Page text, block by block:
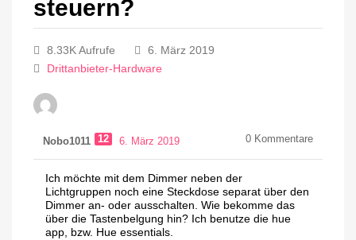
steuern?
8.33K Aufrufe
6. März 2019
Drittanbieter-Hardware
Nobo1011 12 6. März 2019 0 Kommentare
Ich möchte mit dem Dimmer neben der
Lichtgruppen noch eine Steckdose separat über den
Dimmer an- oder ausschalten. Wie bekomme das
über die Tastenbelgung hin? Ich benutze die hue
app, bzw. Hue essentials.